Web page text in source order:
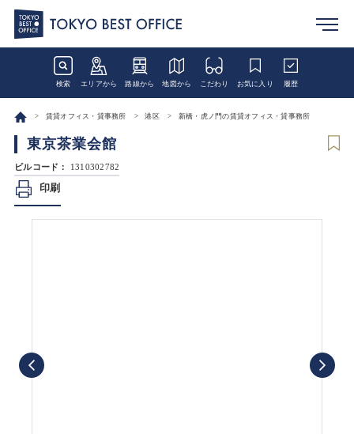
検索 エリアから 路線から 地図から こだわり お気に入り 履歴
賃貸オフィス・貸事務所 港区 新橋・虎ノ門の賃貸オフィス・貸事務所
東京茶業会館
ビルコード： 1310302782
印刷